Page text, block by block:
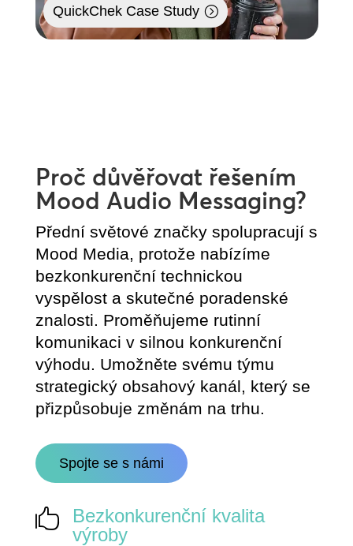
QuickChek Case Study
Proč důvěřovat řešením
Mood Audio Messaging?
Přední světové značky spolupracují s
Mood Media, protože nabízíme
bezkonkurenční technickou
vyspělost a skutečné poradenské
znalosti. Proměňujeme rutinní
komunikaci v silnou konkurenční
výhodu. Umožněte svému týmu
strategický obsahový kanál, který se
přizpůsobuje změnám na trhu.
Spojte se s námi

Bezkonkurenční kvalita
výroby